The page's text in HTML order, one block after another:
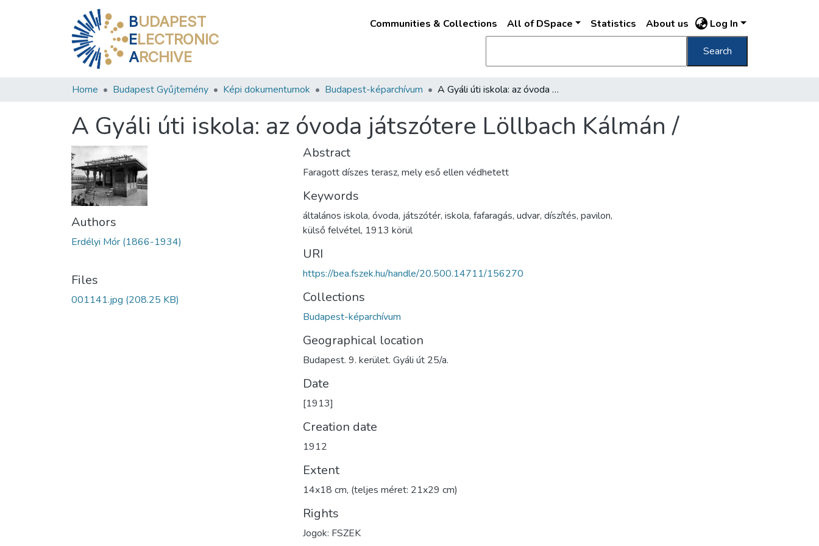
BUDAPEST
ELECTRONIC
ARCHIVE
Communities & Collections All of DSpace Statistics About us Log In
Search
Home Budapest Gyűjtemény Képi dokumentumok Budapest-képarchívum A Gyáli úti iskola: az óvoda játszótere Löllbach Kálmán /
A Gyáli úti iskola: az óvoda játszótere Löllbach Kálmán /
Authors
Erdélyi Mór (1866-1934)
Files
001141.jpg (208.25 KB)
Abstract
Faragott díszes terasz, mely eső ellen védhetett
Keywords
általános iskola, óvoda, játszótér, iskola, fafaragás, udvar, díszítés, pavilon,
külső felvétel, 1913 körül
URI
https://bea.fszek.hu/handle/20.500.14711/156270
Collections
Budapest-képarchívum
Geographical location
Budapest. 9. kerület. Gyáli út 25/a.
Date
[1913]
Creation date
1912
Extent
14x18 cm, (teljes méret: 21x29 cm)
Rights
Jogok: FSZEK